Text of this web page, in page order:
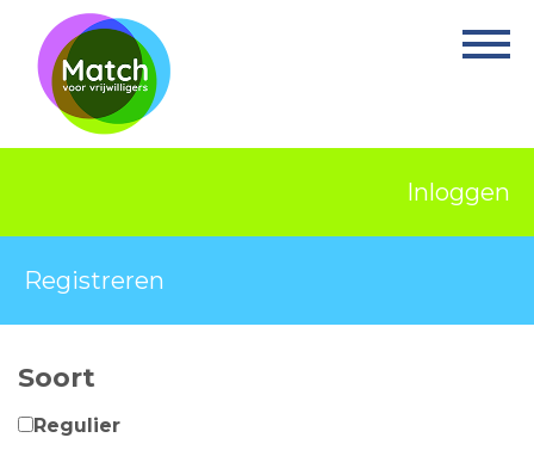
Home
Activiteiten
Projecten
Over Match
Ervaringsplek
Inloggen
Registreren
Soort
Regulier